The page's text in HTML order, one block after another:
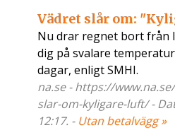
Vädret slår om:
Nu drar regnet bort från
dig på svalare
dagar, enligt SMHI.
na.se - https://
slar-om-kyligare-luft/ -
12:17. - Utan betalvägg »